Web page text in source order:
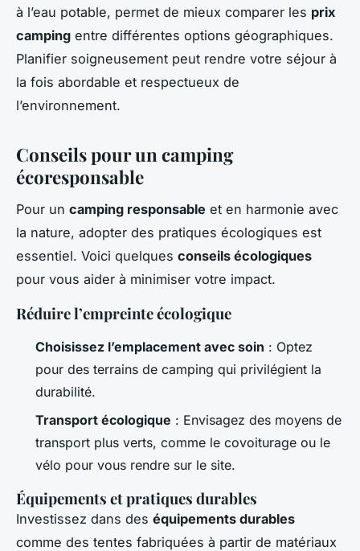
à l’eau potable, permet de mieux comparer les prix
camping entre différentes options géographiques.
Planifier soigneusement peut rendre votre séjour à
la fois abordable et respectueux de
l’environnement.
Conseils pour un camping
écoresponsable
Pour un camping responsable et en harmonie avec
la nature, adopter des pratiques écologiques est
essentiel. Voici quelques conseils écologiques
pour vous aider à minimiser votre impact.
Réduire l’empreinte écologique
Choisissez l’emplacement avec soin : Optez
pour des terrains de camping qui privilégient la
durabilité.
Transport écologique : Envisagez des moyens de
transport plus verts, comme le covoiturage ou le
vélo pour vous rendre sur le site.
Équipements et pratiques durables
Investissez dans des équipements durables
comme des tentes fabriquées à partir de matériaux